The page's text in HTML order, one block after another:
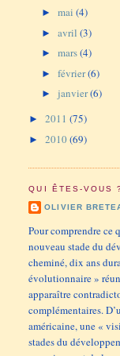
►mai(4)
►avril(3)
►mars(4)
►février(6)
►janvier(6)
►2011(75)
►2010(69)
QUI ÊTES-VOUS
OLIVIER
Pour comprendre ce
nouveau stade du
cheminé, dix ans
évolutionnaire »
apparaître
complémentaires.
américaine, une «
stades du